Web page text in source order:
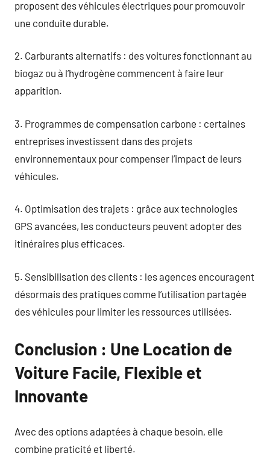
proposent des véhicules électriques pour promouvoir
une conduite durable.
2. Carburants alternatifs : des voitures fonctionnant au
biogaz ou à l’hydrogène commencent à faire leur
apparition.
3. Programmes de compensation carbone : certaines
entreprises investissent dans des projets
environnementaux pour compenser l’impact de leurs
véhicules.
4. Optimisation des trajets : grâce aux technologies
GPS avancées, les conducteurs peuvent adopter des
itinéraires plus efficaces.
5. Sensibilisation des clients : les agences encouragent
désormais des pratiques comme l’utilisation partagée
des véhicules pour limiter les ressources utilisées.
Conclusion : Une Location de
Voiture Facile, Flexible et
Innovante
Avec des options adaptées à chaque besoin, elle
combine praticité et liberté.